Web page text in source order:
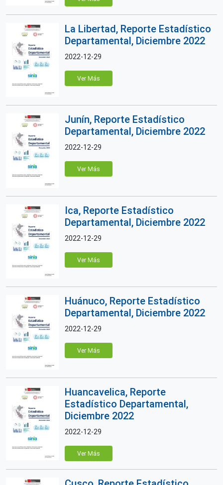
La Libertad, Reporte Estadístico
Departamental, Diciembre 2022
2022-12-29
Ver Más
Junín, Reporte Estadístico
Departamental, Diciembre 2022
2022-12-29
Ver Más
Ica, Reporte Estadístico
Departamental, Diciembre 2022
2022-12-29
Ver Más
Huánuco, Reporte Estadístico
Departamental, Diciembre 2022
2022-12-29
Ver Más
Huancavelica, Reporte
Estadístico Departamental,
Diciembre 2022
2022-12-29
Ver Más